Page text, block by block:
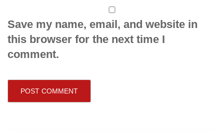
Save my name, email, and website in
this browser for the next time I
comment.